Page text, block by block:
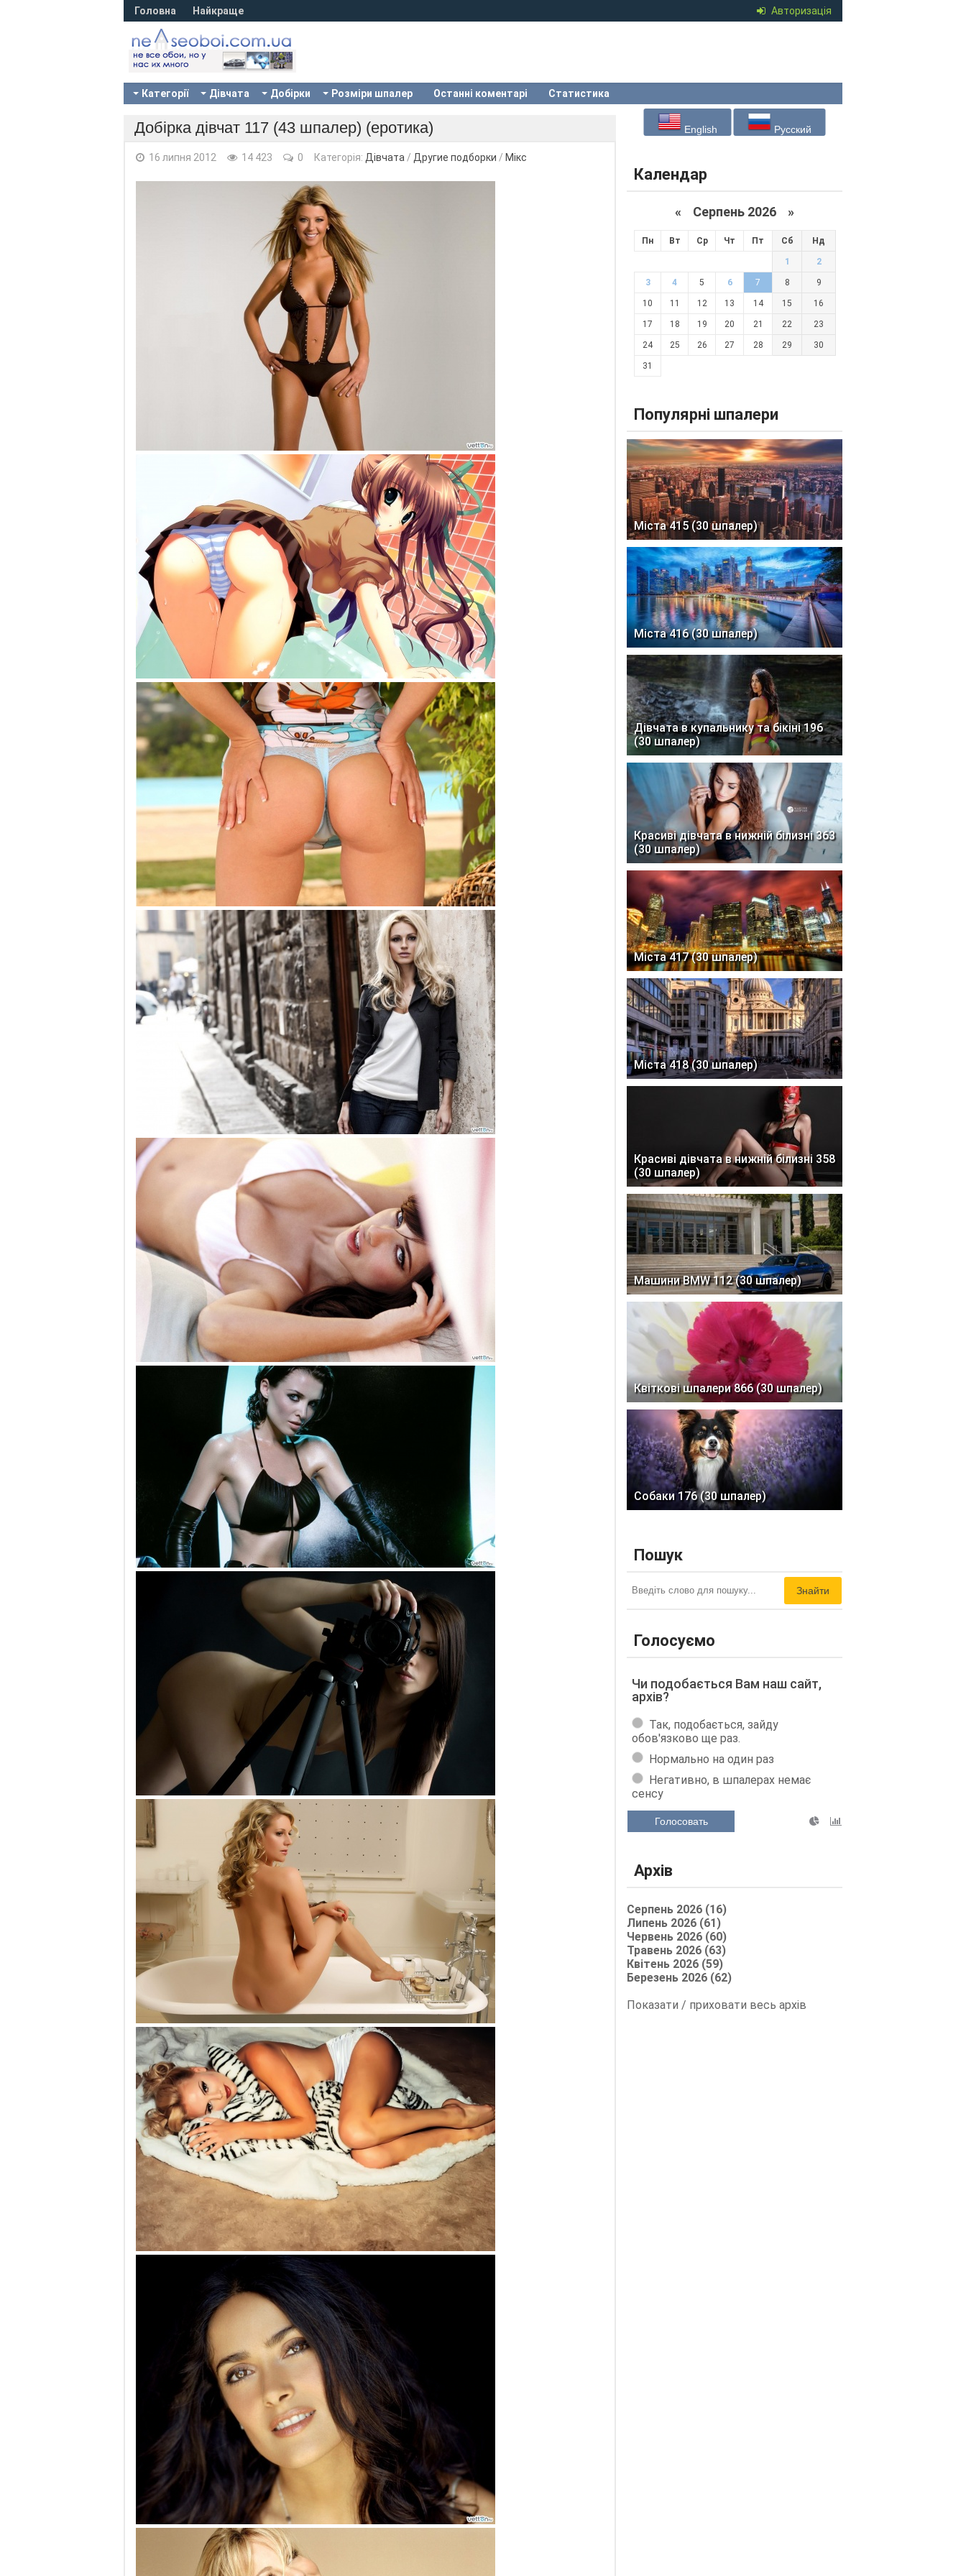
Авторизація
Головна Найкраще
Категорії Дівчата Добірки Розміри шпалер Останні коментарі Статистика
Добірка дівчат 117 (43 шпалер) (еротика)
16 липня 2012 14 423 0 Категорія: Дівчата / Другие подборки / Мікс
English Русский
Календар
« Серпень 2026 »
Пн Вт Ср Чт Пт Сб Нд
1 2
3 4 5 6 7 8 9
10 11 12 13 14 15 16
17 18 19 20 21 22 23
24 25 26 27 28 29 30
31
Популярні шпалери
Міста 415 (30 шпалер)
Міста 416 (30 шпалер)
Дівчата в купальнику та бікіні 196
(30 шпалер)
Красиві дівчата в нижній білизні 363
(30 шпалер)
Міста 417 (30 шпалер)
Міста 418 (30 шпалер)
Красиві дівчата в нижній білизні 358
(30 шпалер)
Машини BMW 112 (30 шпалер)
Квіткові шпалери 866 (30 шпалер)
Собаки 176 (30 шпалер)
Пошук
Знайти
Голосуємо
Чи подобається Вам наш сайт,
архів?
Так, подобається, зайду
обов'язково ще раз.
Нормально на один раз
Негативно, в шпалерах немає
сенсу
Голосовать
Архів
Серпень 2026 (16)
Липень 2026 (61)
Червень 2026 (60)
Травень 2026 (63)
Квітень 2026 (59)
Березень 2026 (62)
Показати / приховати весь архів